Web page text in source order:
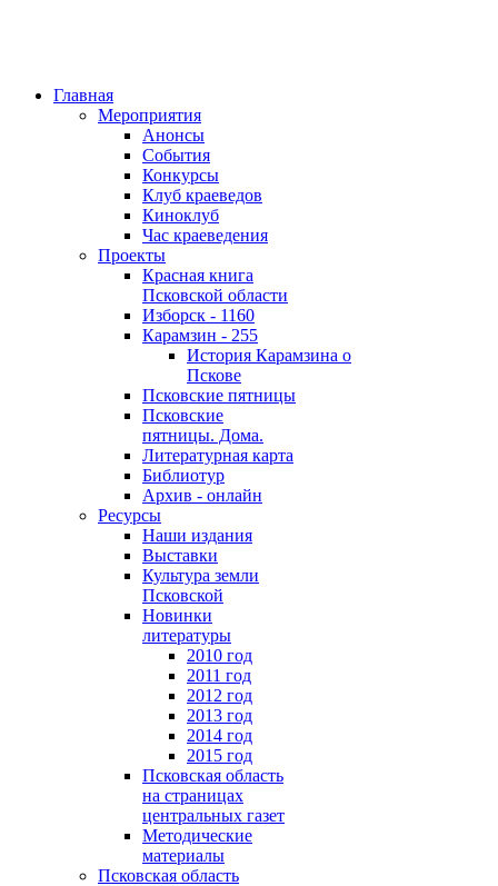
Главная
Мероприятия
Анонсы
События
Конкурсы
Клуб краеведов
Киноклуб
Час краеведения
Проекты
Красная книга
Псковской области
Изборск - 1160
Карамзин - 255
История Карамзина о
Пскове
Псковские пятницы
Псковские
пятницы. Дома.
Литературная карта
Библиотур
Архив - онлайн
Ресурсы
Наши издания
Выставки
Культура земли
Псковской
Новинки
литературы
2010 год
2011 год
2012 год
2013 год
2014 год
2015 год
Псковская область
на страницах
центральных газет
Методические
материалы
Псковская область